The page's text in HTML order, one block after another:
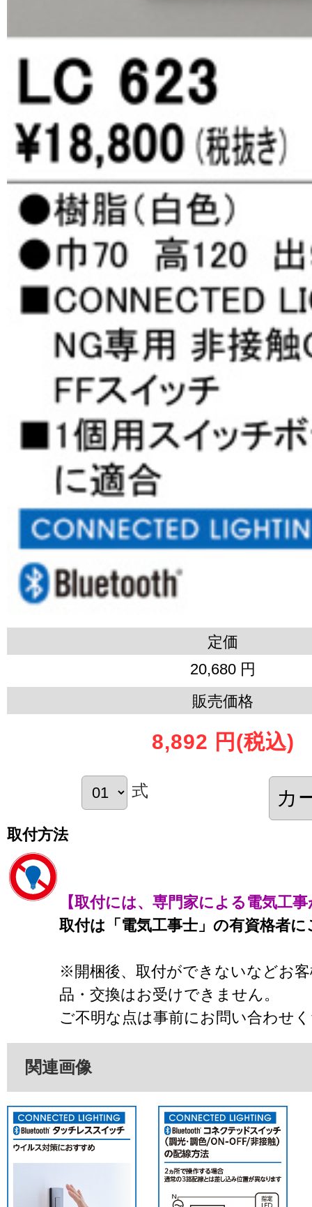
定価
20,680 円
販売価格
8,892 円 (税込)
式
取付方法
【取付には、専門家による電気工
取付は「電気工事士」の有資格者
※開梱後、取付ができないなどお
品・交換はお受けできません。
ご不明な点は事前にお問い合わせ
関連画像